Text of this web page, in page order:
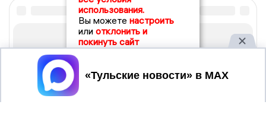
использования.
Вы можете настроить
или отклонить и
покинуть сайт
Принять